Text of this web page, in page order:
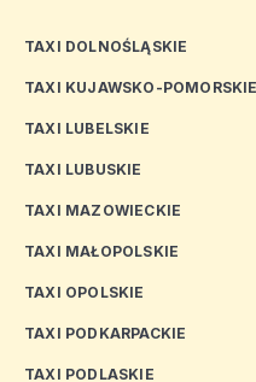
TAXI DOLNOŚLĄSKIE
TAXI KUJAWSKO-POMORSKIE
TAXI LUBELSKIE
TAXI LUBUSKIE
TAXI MAZOWIECKIE
TAXI MAŁOPOLSKIE
TAXI OPOLSKIE
TAXI PODKARPACKIE
TAXI PODLASKIE